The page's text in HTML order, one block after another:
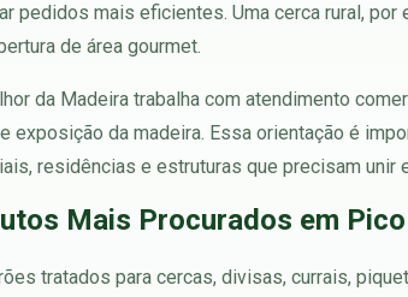
pedidos mais eficientes. Uma cerca rural,
de área gourmet.
da Madeira trabalha com atendimento
exposição da madeira. Essa orientação é
residências e estruturas que precisam unir
Mais Procurados em
tratados para cercas, divisas, currais,